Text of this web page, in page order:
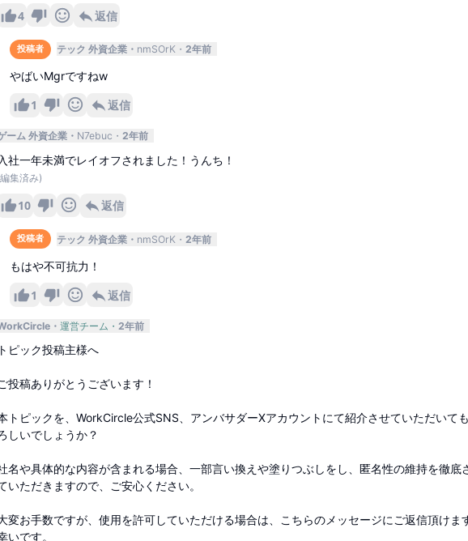
4 返信
投稿者 テック 外資企業 nmSOrK 2年前
やばいMgrですねw
1 返信
ーム 外資企業 N7ebuc 2年前
入社一年未満でレイオフされました！うんち！
集済み)
10 返信
投稿者 テック 外資企業 nmSOrK 2年前
もはや不可抗力！
1 返信
運営チーム 2年前
トピック投稿主様へ
投稿ありがとうございます！
トピックを、WorkCircle公式SNS、アンバサダーXアカウントにて紹介させていただいて
しいでしょうか？
名や具体的な内容が含まれる場合、一部言い換えや塗りつぶしをし、匿名性の維持を徹底
いただきますので、ご安心ください。
変お手数ですが、使用を許可していただける場合は、こちらのメッセージにご返信頂けま
いです。